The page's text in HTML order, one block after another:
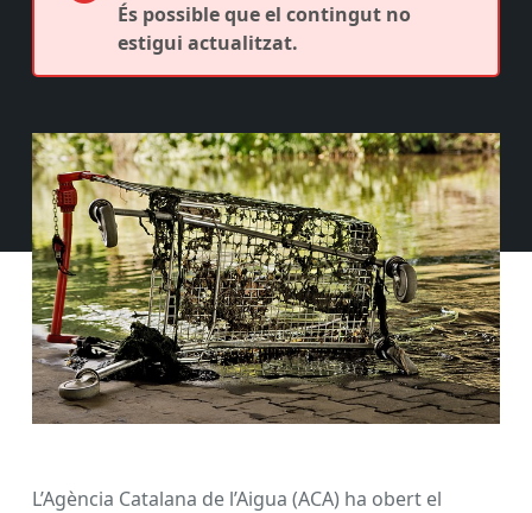
És possible que el contingut no
estigui actualitzat.
L’Agència Catalana de l’Aigua (ACA) ha obert el